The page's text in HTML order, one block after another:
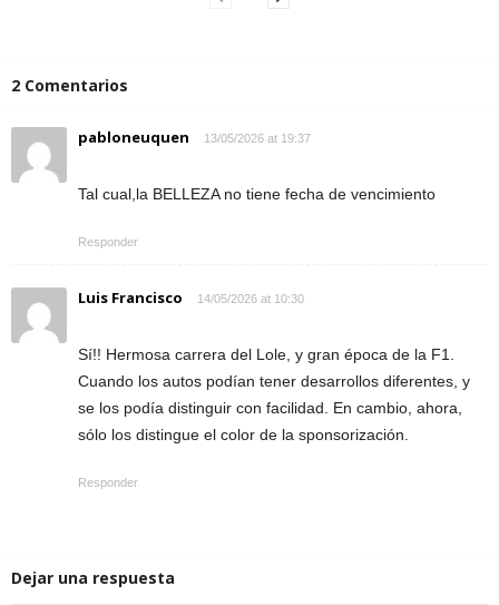
2 Comentarios
pabloneuquen 13/05/2026 at 19:37
Tal cual,la BELLEZA no tiene fecha de vencimiento
Responder
Luis Francisco 14/05/2026 at 10:30
Sí!! Hermosa carrera del Lole, y gran época de la F1.
Cuando los autos podían tener desarrollos diferentes, y
se los podía distinguir con facilidad. En cambio, ahora,
sólo los distingue el color de la sponsorización.
Responder
Dejar una respuesta